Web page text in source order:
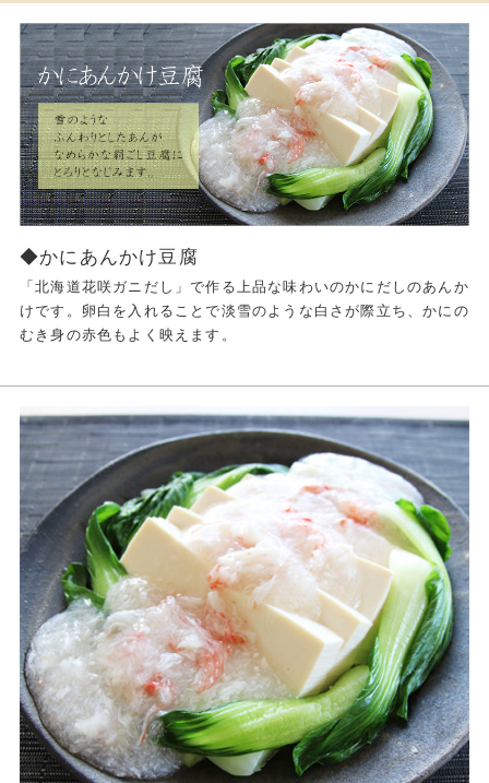
◆かにあんかけ豆腐
「北海道花咲ガニだし」で作る上品な味わいのかにだしのあんか
けです。卵白を入れることで淡雪のような白さが際立ち、かにの
むき身の赤色もよく映えます。